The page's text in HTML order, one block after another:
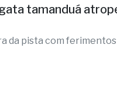
tamanduá
da pista com